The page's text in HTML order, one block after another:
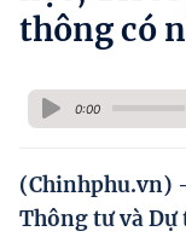
Doanh nghiệp
Hướng dẫn thực
Phát triển kinh
Ocop và chuỗi
thông có
0:00
(Chinhphu.vn)
Thông tư và